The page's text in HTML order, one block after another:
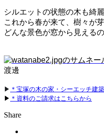
シルエットの状態の木も綺
これから春が来て、樹々が
どんな景色が窓から見える
渡邊
▶ ＊宝塚の木の家・シーエッチ建
▶ ＊資料のご請求はこちらから
Share